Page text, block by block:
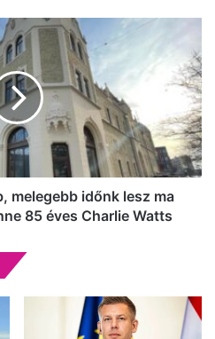
melegebb időnk lesz ma
85 éves Charlie Watts